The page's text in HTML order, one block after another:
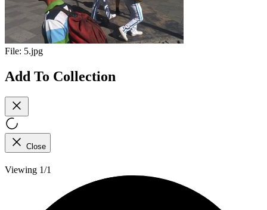
File: 5.jpg
Add To Collection
Close
Viewing 1/1